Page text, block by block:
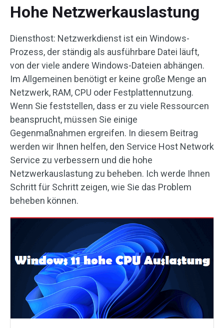
Hohe Netzwerkauslastung
Diensthost: Netzwerkdienst ist ein Windows-
Prozess, der ständig als ausführbare Datei läuft,
von der viele andere Windows-Dateien abhängen.
Im Allgemeinen benötigt er keine große Menge an
Netzwerk, RAM, CPU oder Festplattennutzung.
Wenn Sie feststellen, dass er zu viele Ressourcen
beansprucht, müssen Sie einige
Gegenmaßnahmen ergreifen. In diesem Beitrag
werden wir Ihnen helfen, den Service Host Network
Service zu verbessern und die hohe
Netzwerkauslastung zu beheben. Ich werde Ihnen
Schritt für Schritt zeigen, wie Sie das Problem
beheben können.